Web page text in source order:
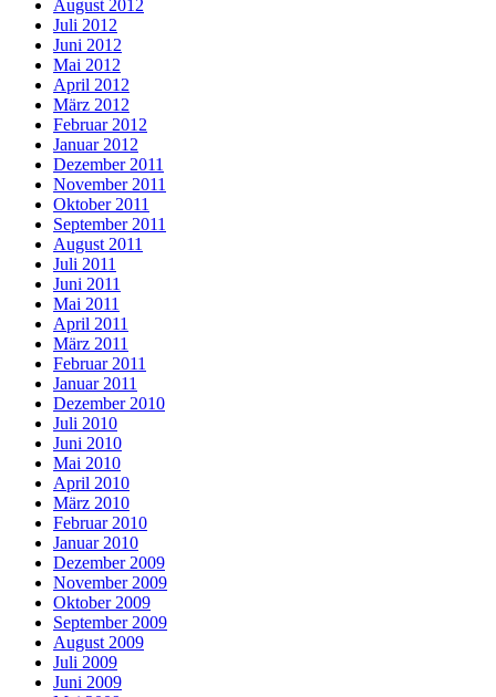
August 2012
Juli 2012
Juni 2012
Mai 2012
April 2012
März 2012
Februar 2012
Januar 2012
Dezember 2011
November 2011
Oktober 2011
September 2011
August 2011
Juli 2011
Juni 2011
Mai 2011
April 2011
März 2011
Februar 2011
Januar 2011
Dezember 2010
Juli 2010
Juni 2010
Mai 2010
April 2010
März 2010
Februar 2010
Januar 2010
Dezember 2009
November 2009
Oktober 2009
September 2009
August 2009
Juli 2009
Juni 2009